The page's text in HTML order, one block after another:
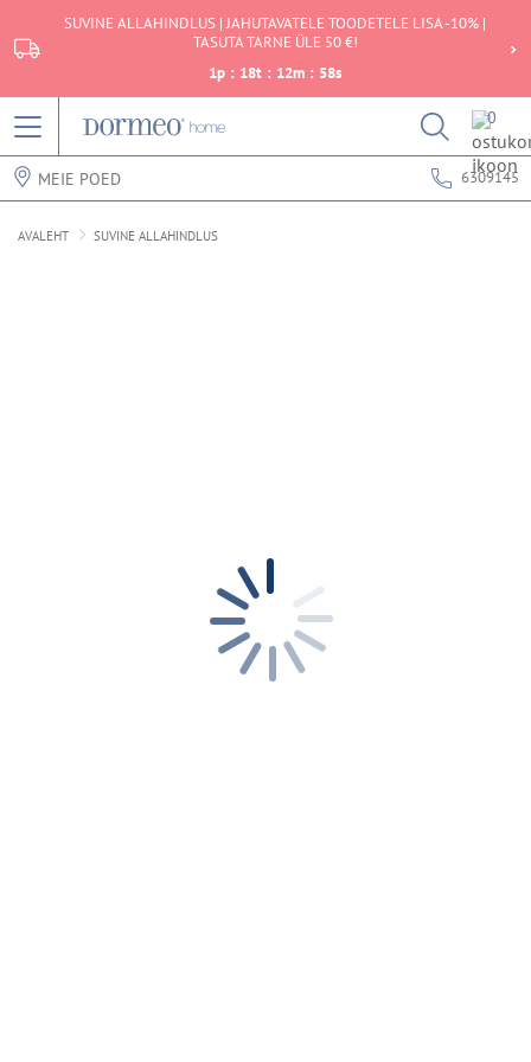
SUVINE ALLAHINDLUS | JAHUTAVATELE TOODETELE LISA -10% |
TASUTA TARNE ÜLE 50 €!
1p : 18t : 12m : 58s
0
MEIE POED 6309145
AVALEHT SUVINE ALLAHINDLUS